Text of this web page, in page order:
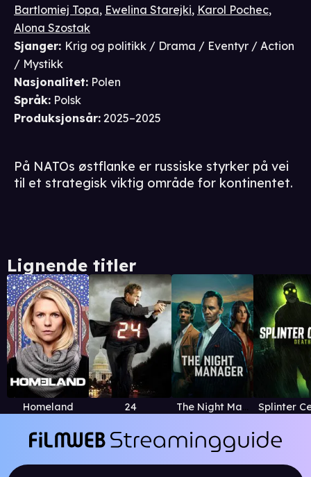
Bartlomiej Topa, Ewelina Starejki, Karol Pochec,
Alona Szostak
Sjanger: Krig og politikk / Drama / Eventyr / Action
/ Mystikk
Nasjonalitet: Polen
Språk: Polsk
Produksjonsår: 2025–2025
På NATOs østflanke er russiske styrker på vei
til et strategisk viktig område for kontinentet.
Lignende titler
Homeland 24 The Night Manager